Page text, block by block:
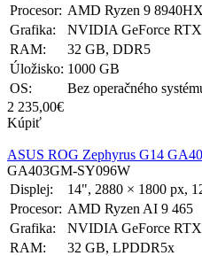
Procesor: AMD Ryzen 9 8940HX
Grafika:
NVIDIA GeForce
RAM:
32 GB, DDR5
Úložisko: 1000 GB
OS:
Bez operačného
2 235,00€
Kúpiť
ASUS ROG Zephyrus G14
GA403GM-SY096W
Displej:
14", 2880 × 1800 px,
Procesor: AMD Ryzen AI 9 465
Grafika:
NVIDIA GeForce
RAM:
32 GB, LPDDR5x